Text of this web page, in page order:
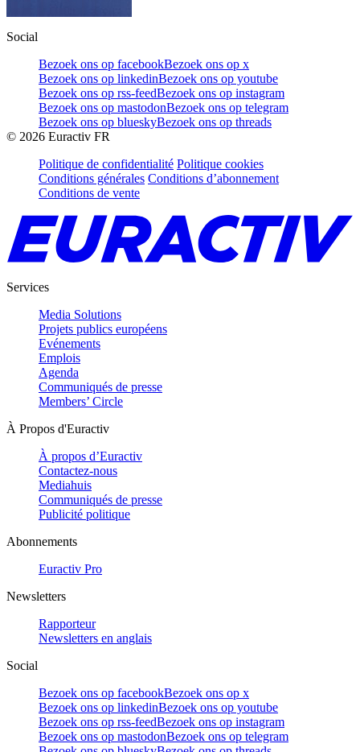
Social
Bezoek ons op facebookBezoek ons op x
Bezoek ons op linkedinBezoek ons op youtube
Bezoek ons op rss-feedBezoek ons op instagram
Bezoek ons op mastodonBezoek ons op telegram
Bezoek ons op blueskyBezoek ons op threads
© 2026 Euractiv FR
Politique de confidentialité Politique cookies
Conditions générales Conditions d’abonnement
Conditions de vente
Services
Media Solutions
Projets publics européens
Evénements
Emplois
Agenda
Communiqués de presse
Members’ Circle
À Propos d'Euractiv
À propos d’Euractiv
Contactez-nous
Mediahuis
Communiqués de presse
Publicité politique
Abonnements
Euractiv Pro
Newsletters
Rapporteur
Newsletters en anglais
Social
Bezoek ons op facebookBezoek ons op x
Bezoek ons op linkedinBezoek ons op youtube
Bezoek ons op rss-feedBezoek ons op instagram
Bezoek ons op mastodonBezoek ons op telegram